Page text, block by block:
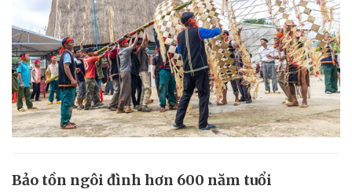
Bảo tồn ngôi đình hơn 600 năm tuổi